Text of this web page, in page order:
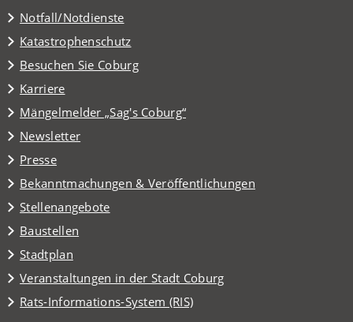
Notfall/Notdienste
Katastrophenschutz
Besuchen Sie Coburg
(Öffnet
in
einem
neuen
Tab)
Karriere
Mängelmelder „Sag's Coburg“
(Öffnet
in
einem
neuen
Tab)
Newsletter
Presse
Bekanntmachungen & Veröffentlichungen
Stellenangebote
Baustellen
Stadtplan
(Öffnet
in
einem
neuen
Veranstaltungen in der Stadt Coburg
(Öffnet
in
einem
Rats-Informations-System (RIS)
(Öffnet